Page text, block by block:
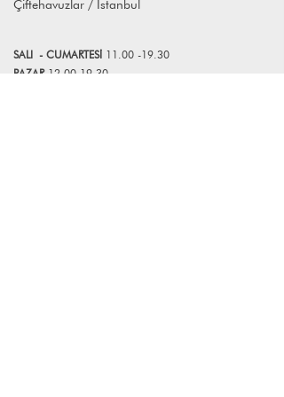
Çiftehavuzlar / İstanbul
SALI - CUMARTESİ 11.00 -19.30
PAZAR 12.00-19.30